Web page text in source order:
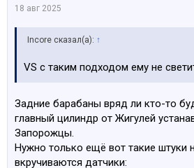
18 авг 2025
Incore сказал(а): ↑
VS с таким подходом ему не
Задние барабаны вряд ли кто-то
главный цилиндр от Жигулей
Запорожцы.
Нужно только ещё вот такие штуки
вкручиваются датчики: